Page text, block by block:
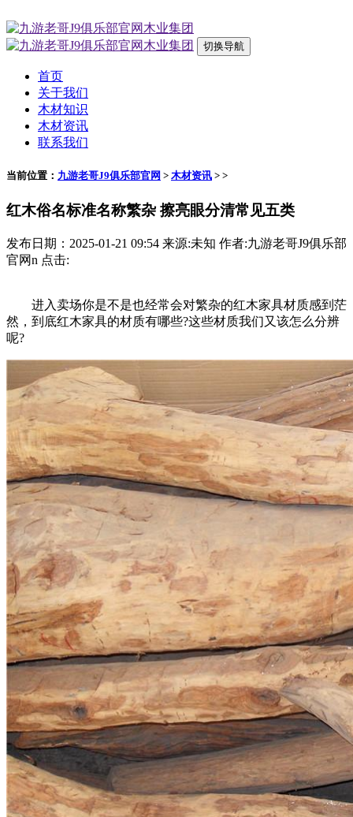
切换导航
首页
关于我们
木材知识
木材资讯
联系我们
当前位置： 九游老哥J9俱乐部官网 > 木材资讯 > >
红木俗名标准名称繁杂 擦亮眼分清常见五类
发布日期：2025-01-21 09:54 来源:未知 作者:九游老哥J9俱乐部
官网n 点击:
进入卖场你是不是也经常会对繁杂的红木家具材质感到茫
然，到底红木家具的材质有哪些?这些材质我们又该怎么分辨
呢?